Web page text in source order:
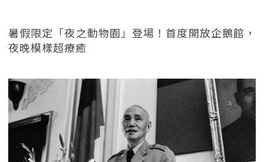
暑假限定「夜之動物園」登場！首度開放企鵝館，
夜晚模樣超療癒